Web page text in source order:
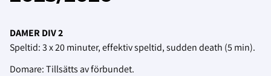
DAMER DIV 2
Speltid: 3 x 20 minuter, effektiv speltid, sudden death (5 min).
Domare: Tillsätts av förbundet.